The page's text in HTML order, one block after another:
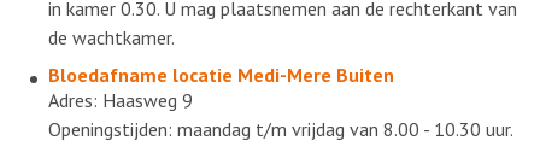
in kamer 0.30. U mag plaatsnemen aan de rechterkant van
de wachtkamer.
Bloedafname locatie Medi-Mere Buiten
Adres: Haasweg 9
Openingstijden: maandag t/m vrijdag van 8.00 - 10.30 uur.